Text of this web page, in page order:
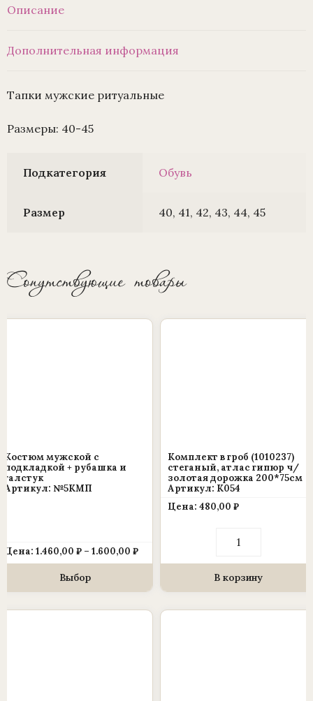
Описание
Дополнительная информация
Тапки мужские ритуальные
Размеры: 40-45
Подкатегория Обувь
Размер 40, 41, 42, 43, 44, 45
Сопутствующие товары
Костюм мужской с
подкладкой + рубашка и
галстук
Артикул: №5КМП
Цена: 1.460,00 ₽ – 1.600,00 ₽Диапазон
цен:
1.600,00 ₽
Выбор
Комплект в гроб (1010237)
стеганый, атлас гипюр ч/
золотая дорожка 200*75см
Артикул: К054
Цена: 480,00 ₽
товара
в
гроб
(1010237)
атлас
В корзину
Этот